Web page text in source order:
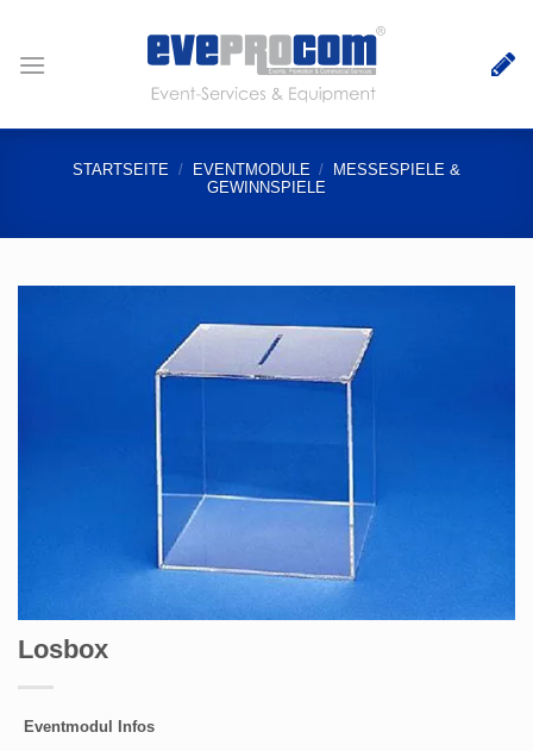
springen
STARTSEITE / EVENTMODULE /
MESSESPIELE &
GEWINNSPIELE
Losbox
Eventmodul Infos